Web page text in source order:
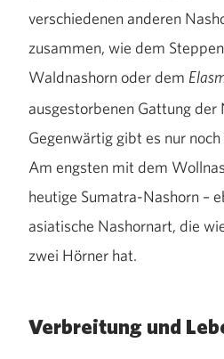
verschiedenen anderen
zusammen, wie dem
Waldnashorn oder dem
ausgestorbenen Gattung der
Gegenwärtig gibt es nur
Am engsten mit dem
heutige Sumatra-Nashorn –
asiatische Nashornart, die
zwei Hörner hat.
Verbreitung und